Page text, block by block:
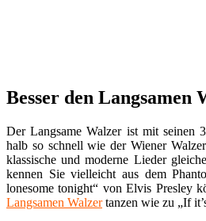
Besser den Langsamen
Der Langsame Walzer ist mit seinen
halb so schnell wie der Wiener
klassische und moderne Lieder
kennen Sie vielleicht aus dem
lonesome tonight“ von Elvis Presley
Langsamen Walzertanzen wie zu „If